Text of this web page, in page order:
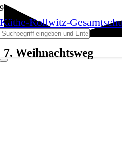
Käthe-Kollwitz-
7. Weihnachtsweg